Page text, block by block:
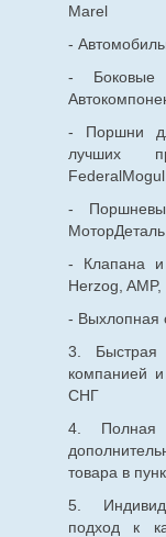
Marel
-
- Боковые
- Поршни
лучших
-
- Клапана и
Herzog,
- Выхлопная
3. Быстрая
компанией
СНГ
4. Полная
товара в
5.
подход к